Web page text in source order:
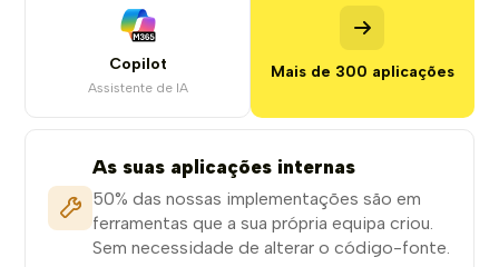
Copilot
Assistente de IA
Mais de 300 aplicações
As suas aplicações internas
50% das nossas implementações são em
ferramentas que a sua própria equipa criou.
Sem necessidade de alterar o código-fonte.